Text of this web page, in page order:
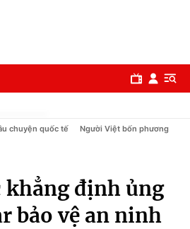
chuyện quốc tế Người Việt bốn phương
khẳng định ủng
bảo vệ an ninh